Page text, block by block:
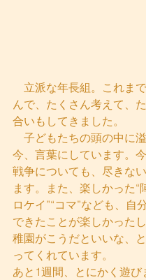
立派な年長組。これま
んで、たくさん考えて、
合いもしてきました。
子どもたちの頭の中に
今、言葉にしています。
戦争についても、尽きな
ます。また、楽しかった“
ロケイ”“コマ”なども、自
できたことが楽しかった
稚園がこうだといいな、
ってくれています。
あと1週間、とにかく遊び